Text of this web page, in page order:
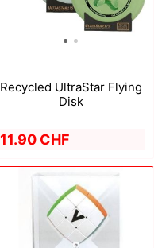
Recycled UltraStar Flying
Disk
11.90 CHF